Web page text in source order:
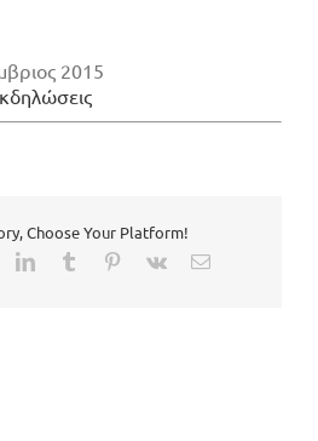
2015
Choose Your Platform!
LinkedInTumblr Pinterest
Vk Email